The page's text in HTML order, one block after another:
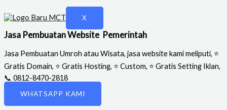
X
Jasa Pembuatan Website Pemerintah
Jasa Pembuatan Umroh atau Wisata, jasa website kami meliputi, ⭐
Gratis Domain, ⭐ Gratis Hosting, ⭐ Custom, ⭐ Gratis Setting Iklan,
📞 0812-8470-2818
WHATSAPP KAMI